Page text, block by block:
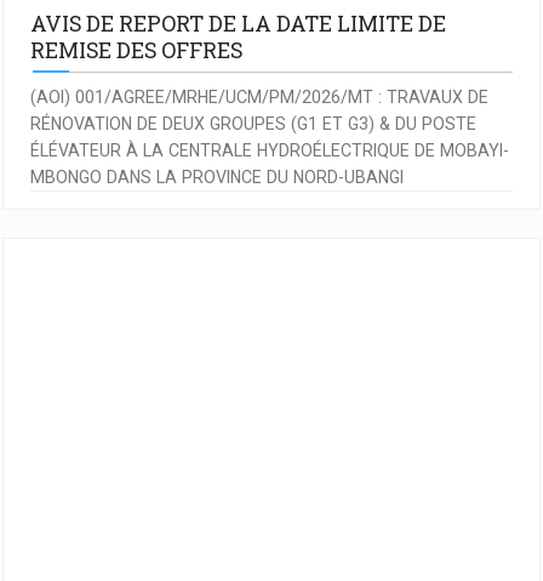
AVIS DE REPORT DE LA DATE LIMITE DE
REMISE DES OFFRES
(AOI) 001/AGREE/MRHE/UCM/PM/2026/MT : TRAVAUX DE
RÉNOVATION DE DEUX GROUPES (G1 ET G3) & DU POSTE
ÉLÉVATEUR À LA CENTRALE HYDROÉLECTRIQUE DE MOBAYI-
MBONGO DANS LA PROVINCE DU NORD-UBANGI